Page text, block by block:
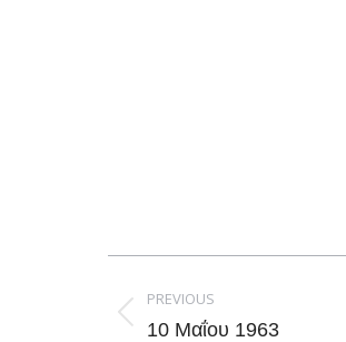
navigation
PREVIOUS
Previous
10 Μαΐου 1963